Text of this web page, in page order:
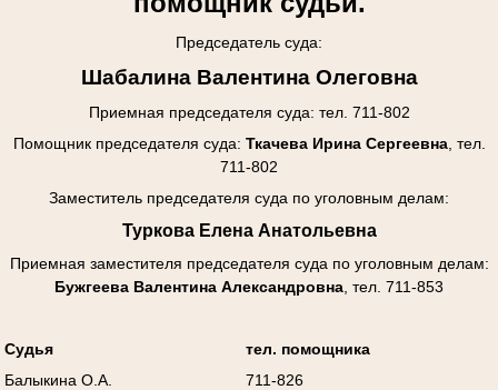
Председатель суда:
Шабалина Валентина Олеговна
Приемная председателя суда: тел. 711-802
Помощник председателя суда: Ткачева Ирина Сергеевна, тел.
711-802
Заместитель председателя суда по уголовным делам:
Туркова Елена Анатольевна
Приемная заместителя председателя суда по уголовным делам:
Бужгеева Валентина Александровна , тел. 711-853
Судья тел. помощника
Балыкина О.А.
711-826